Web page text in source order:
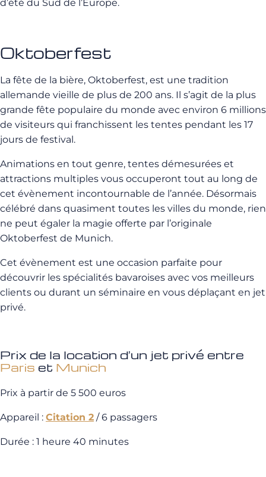
d’été du Sud de l’Europe.
Oktoberfest
La fête de la bière, Oktoberfest, est une tradition
allemande vieille de plus de 200 ans. Il s’agit de la plus
grande fête populaire du monde avec environ 6 millions
de visiteurs qui franchissent les tentes pendant les 17
jours de festival.
Animations en tout genre, tentes démesurées et
attractions multiples vous occuperont tout au long de
cet évènement incontournable de l’année. Désormais
célébré dans quasiment toutes les villes du monde, rien
ne peut égaler la magie offerte par l’originale
Oktoberfest de Munich.
Cet évènement est une occasion parfaite pour
découvrir les spécialités bavaroises avec vos meilleurs
clients ou durant un séminaire en vous déplaçant en jet
privé.
Prix de la location d’un jet privé entre
Paris et Munich
Prix à partir de 5 500 euros
Appareil : Citation 2 / 6 passagers
Durée : 1 heure 40 minutes